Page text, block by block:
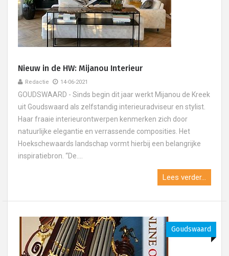
Nieuw in de HW: Mijanou Interieur
Redactie 14-06-2021
GOUDSWAARD - Sinds begin dit jaar werkt Mijanou de Kreek
uit Goudswaard als zelfstandig interieuradviseur en stylist.
Haar fraaie interieurontwerpen kenmerken zich door
natuurlijke elegantie en verrassende composities. Het
Hoekschewaards landschap vormt hierbij een belangrijke
inspiratiebron. “De....
Lees verder...
Goudswaard